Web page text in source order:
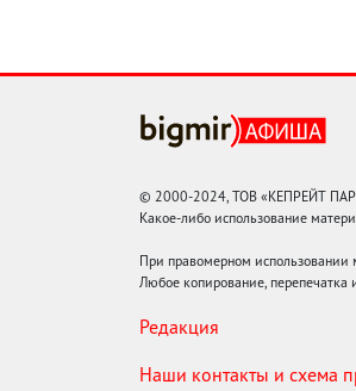
© 2000-2024, ТОВ «КЕПРЕЙТ
Какое-либо использование
При правомерном использовании
Любое копирование, перепечатка
Редакция
Наши контакты и схема